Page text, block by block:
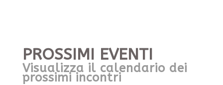
PROSSIMI EVENTI
Visualizza il calendario dei
prossimi incontri